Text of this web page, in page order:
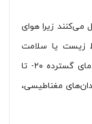
می‌کنند زیرا هوای
زیست یا سلامت
انسان ندارد. علاوه بر این، قابلیت کار در دمای گسترده ۲۰- تا
مغناطیسی،